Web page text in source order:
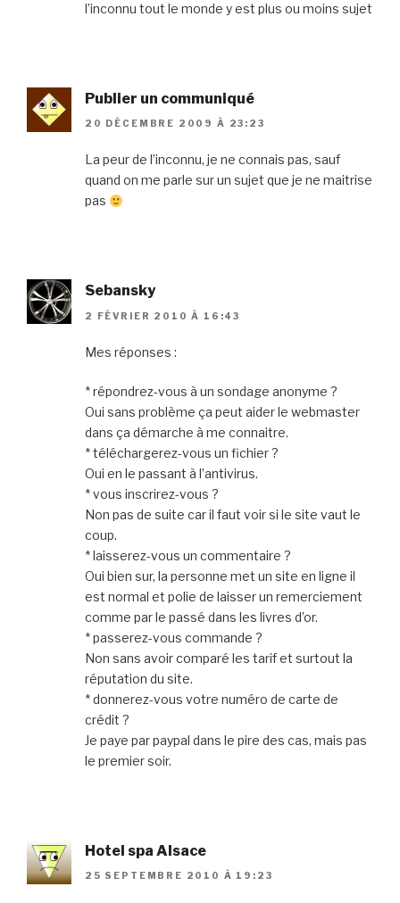
l’inconnu tout le monde y est plus ou moins sujet
Publier un communiqué
20 DÉCEMBRE 2009 À 23:23
La peur de l’inconnu, je ne connais pas, sauf
quand on me parle sur un sujet que je ne maitrise
pas
Sebansky
2 FÉVRIER 2010 À 16:43
Mes réponses :
* répondrez-vous à un sondage anonyme ?
Oui sans problème ça peut aider le webmaster
dans ça démarche à me connaitre.
* téléchargerez-vous un fichier ?
Oui en le passant à l’antivirus.
* vous inscrirez-vous ?
Non pas de suite car il faut voir si le site vaut le
coup.
* laisserez-vous un commentaire ?
Oui bien sur, la personne met un site en ligne il
est normal et polie de laisser un remerciement
comme par le passé dans les livres d’or.
* passerez-vous commande ?
Non sans avoir comparé les tarif et surtout la
réputation du site.
* donnerez-vous votre numéro de carte de
crédit ?
Je paye par paypal dans le pire des cas, mais pas
le premier soir.
Hotel spa Alsace
25 SEPTEMBRE 2010 À 19:23